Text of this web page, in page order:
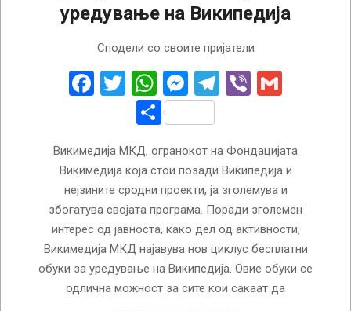
уредување на Википедија
Сподели со своите пријатели
Facebook
Twitter
WhatsApp
Messenger
Telegram
Viber
Share
Викимедија МКД, огранокот на Фондацијата
Викимедија која стои позади Википедија и
нејзините сродни проекти, ја зголемува и
збогатува својата програма. Поради зголемен
интерес од јавноста, како дел од активности,
Викимедија МКД најавува нов циклус бесплатни
обуки за уредување на Википедија. Овие обуки се
одлична можност за сите кои сакаат да